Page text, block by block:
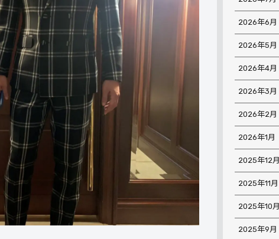
2026年6月
2026年5月
2026年4月
2026年3月
2026年2月
2026年1月
2025年12月
2025年11月
2025年10月
2025年9月